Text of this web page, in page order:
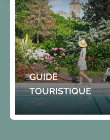
GUIDE
TOURISTIQUE